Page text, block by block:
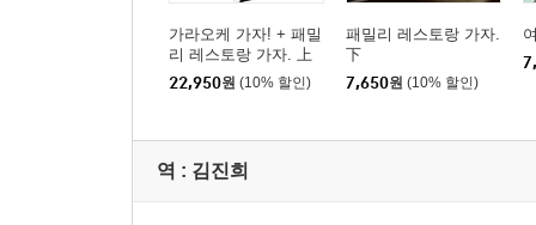
가라오케 가자! + 패밀
리 레스토랑 가자. 上
+下 세트
22,950원 (10% 할인)
패밀리 레스토랑 가자.
下
7,650원 (10% 할인)
역 : 김진희